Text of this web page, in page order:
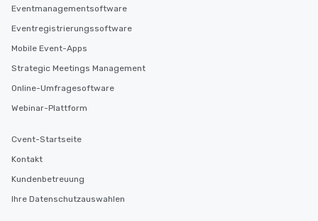
Eventmanagementsoftware
Eventregistrierungssoftware
Mobile Event-Apps
Strategic Meetings Management
Online-Umfragesoftware
Webinar-Plattform
Cvent-Startseite
Kontakt
Kundenbetreuung
Ihre Datenschutzauswahlen